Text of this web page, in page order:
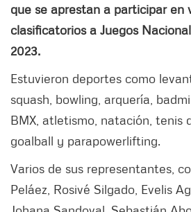
que se aprestan a participar en
clasificatorios a Juegos
2023.
Estuvieron deportes como
squash, bowling, arquería,
BMX, atletismo, natación, tenis
goalball y parapowerlifting.
Varios de sus representantes,
Peláez, Rosivé Silgado, Evelis